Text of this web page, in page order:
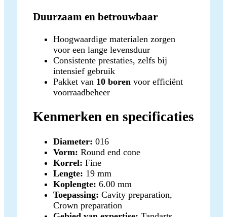
Duurzaam en betrouwbaar
Hoogwaardige materialen zorgen
voor een lange levensduur
Consistente prestaties, zelfs bij
intensief gebruik
Pakket van 10 boren voor efficiënt
voorraadbeheer
Kenmerken en specificaties
Diameter: 016
Vorm: Round end cone
Korrel: Fine
Lengte: 19 mm
Koplengte: 6.00 mm
Toepassing: Cavity preparation,
Crown preparation